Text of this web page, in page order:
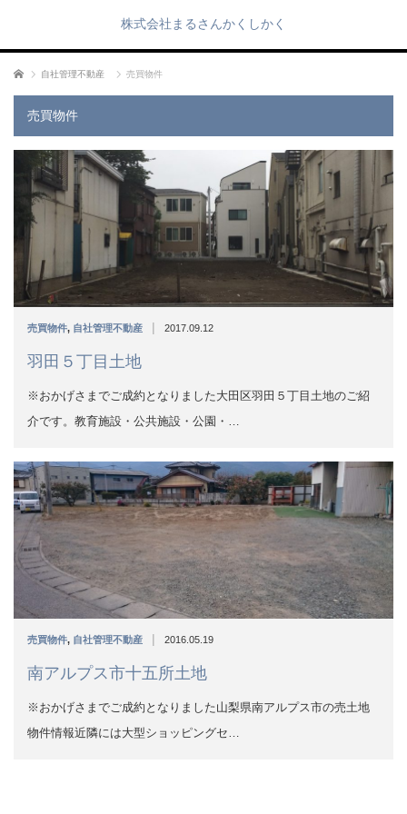
株式会社まるさんかくしかく
ホーム 自社管理不動産 売買物件
売買物件
売買物件, 自社管理不動産 | 2017.09.12
羽田５丁目土地
※おかげさまでご成約となりました大田区羽田５丁目土地のご紹
介です。教育施設・公共施設・公園・…
売買物件, 自社管理不動産 | 2016.05.19
南アルプス市十五所土地
※おかげさまでご成約となりました山梨県南アルプス市の売土地
物件情報近隣には大型ショッピングセ…